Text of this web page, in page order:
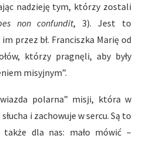
nadzieję tym, którzy zostali
non confundit, 3). Jest to
przez bł. Franciszka Marię od
którzy pragnęli, aby były
misyjnym”.
polarna” misji, która w
i zachowuje w sercu. Są to
dla nas: mało mówić –